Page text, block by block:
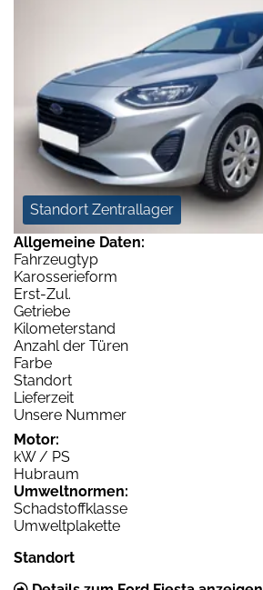
Standort Zentrallager
Allgemeine Daten:
Fahrzeugtyp
Karosserieform
Erst-Zul.
Getriebe
Kilometerstand
Anzahl der Türen
Farbe
Standort
Lieferzeit
Unsere Nummer
Motor:
kW / PS
Hubraum
Umweltnormen:
Schadstoffklasse
Umweltplakette
Standort